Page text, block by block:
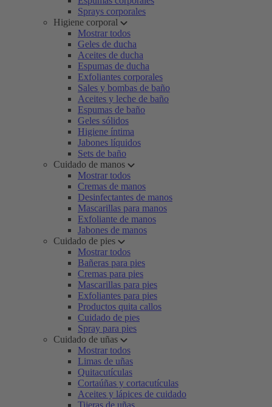
Sprays corporales
Higiene corporal
Mostrar todos
Geles de ducha
Aceites de ducha
Espumas de ducha
Exfoliantes corporales
Sales y bombas de baño
Aceites y leche de baño
Espumas de baño
Geles sólidos
Higiene íntima
Jabones líquidos
Sets de baño
Cuidado de manos
Mostrar todos
Cremas de manos
Desinfectantes de manos
Mascarillas para manos
Exfoliante de manos
Jabones de manos
Cuidado de pies
Mostrar todos
Bañeras para pies
Cremas para pies
Mascarillas para pies
Exfoliantes para pies
Productos quita callos
Cuidado de pies
Spray para pies
Cuidado de uñas
Mostrar todos
Limas de uñas
Quitacutículas
Cortaúñas y cortacutículas
Aceites y lápices de cuidado
Tijeras de uñas